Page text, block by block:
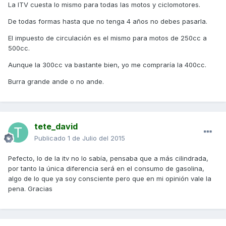
La ITV cuesta lo mismo para todas las motos y ciclomotores.
De todas formas hasta que no tenga 4 años no debes pasarla.
El impuesto de circulación es el mismo para motos de 250cc a
500cc.
Aunque la 300cc va bastante bien, yo me compraría la 400cc.
Burra grande ande o no ande.
tete_david
Publicado 1 de Julio del 2015
Pefecto, lo de la itv no lo sabía, pensaba que a más cilindrada,
por tanto la única diferencia será en el consumo de gasolina,
algo de lo que ya soy consciente pero que en mi opinión vale la
pena. Gracias